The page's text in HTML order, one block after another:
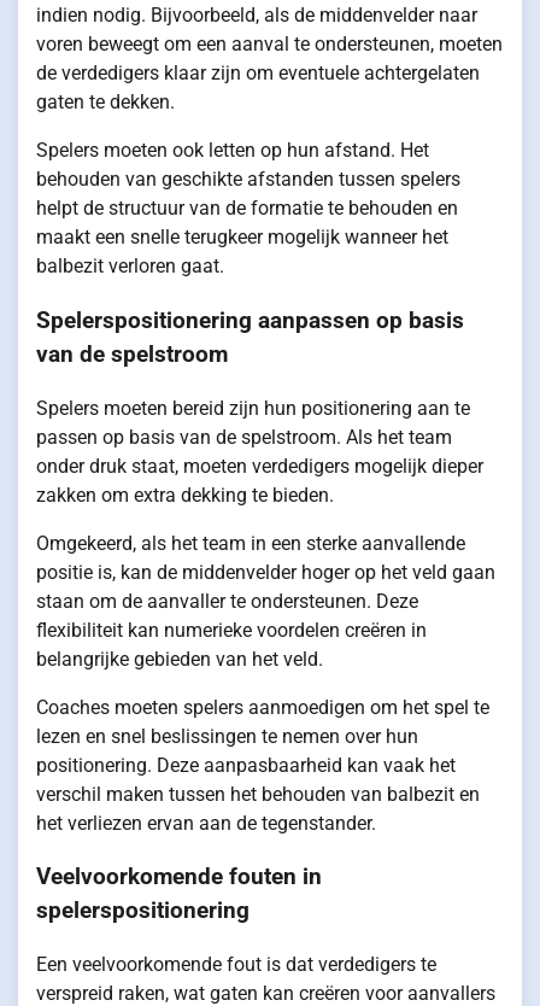
indien nodig. Bijvoorbeeld, als de middenvelder naar
voren beweegt om een aanval te ondersteunen, moeten
de verdedigers klaar zijn om eventuele achtergelaten
gaten te dekken.
Spelers moeten ook letten op hun afstand. Het
behouden van geschikte afstanden tussen spelers
helpt de structuur van de formatie te behouden en
maakt een snelle terugkeer mogelijk wanneer het
balbezit verloren gaat.
Spelerspositionering aanpassen op basis
van de spelstroom
Spelers moeten bereid zijn hun positionering aan te
passen op basis van de spelstroom. Als het team
onder druk staat, moeten verdedigers mogelijk dieper
zakken om extra dekking te bieden.
Omgekeerd, als het team in een sterke aanvallende
positie is, kan de middenvelder hoger op het veld gaan
staan om de aanvaller te ondersteunen. Deze
flexibiliteit kan numerieke voordelen creëren in
belangrijke gebieden van het veld.
Coaches moeten spelers aanmoedigen om het spel te
lezen en snel beslissingen te nemen over hun
positionering. Deze aanpasbaarheid kan vaak het
verschil maken tussen het behouden van balbezit en
het verliezen ervan aan de tegenstander.
Veelvoorkomende fouten in
spelerspositionering
Een veelvoorkomende fout is dat verdedigers te
verspreid raken, wat gaten kan creëren voor aanvallers